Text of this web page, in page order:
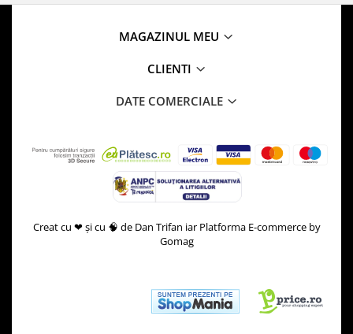
MAGAZINUL MEU
CLIENTI
DATE COMERCIALE
Creat cu ❤ și cu 🧠 de Dan Trifan iar Platforma E-commerce by
Gomag